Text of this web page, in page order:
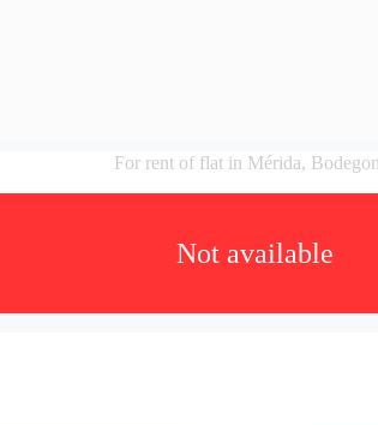
For rent of flat in Mérida,
Not available